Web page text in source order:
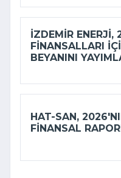
İZDEMİR ENERJI,
FINANSALLARI
BEYANINI
HAT-SAN,
FINANSAL